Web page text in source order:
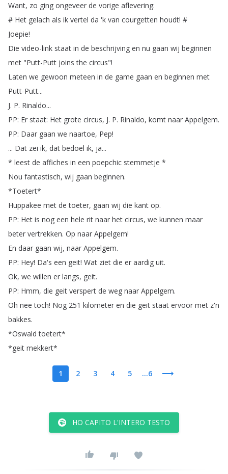
Want, zo ging ongeveer de vorige aflevering:
# Het gelach als ik vertel da 'k van courgetten houdt! #
Joepie!
Die video-link staat in de beschrijving en nu gaan wij beginnen
met "Putt-Putt joins the circus"!
Laten we gewoon meteen in de game gaan en beginnen met
Putt-Putt...
J. P. Rinaldo...
PP: Er staat: Het grote circus, J. P. Rinaldo, komt naar Appelgem.
PP: Daar gaan we naartoe, Pep!
... Dat zei ik, dat bedoel ik, ja...
* leest de affiches in een poepchic stemmetje *
Nou fantastisch, wij gaan beginnen.
*Toetert*
Huppakee met de toeter, gaan wij die kant op.
PP: Het is nog een hele rit naar het circus, we kunnen maar
beter vertrekken. Op naar Appelgem!
En daar gaan wij, naar Appelgem.
PP: Hey! Da's een geit! Wat ziet die er aardig uit.
Ok, we willen er langs, geit.
PP: Hmm, die geit verspert de weg naar Appelgem.
Oh nee toch! Nog 251 kilometer en die geit staat ervoor met z'n
bakkes.
*Oswald toetert*
*geit mekkert*
1 2 3 4 5 ...6
HO CAPITO L'INTERO TESTO